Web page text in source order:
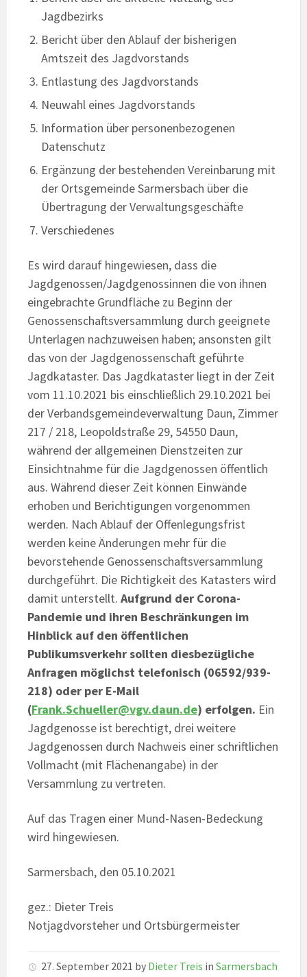
Jagdbezirks
Bericht über den Ablauf der bisherigen
Amtszeit des Jagdvorstands
Entlastung des Jagdvorstands
Neuwahl eines Jagdvorstands
Information über personenbezogenen
Datenschutz
Ergänzung der bestehenden Vereinbarung mit
der Ortsgemeinde Sarmersbach über die
Übertragung der Verwaltungsgeschäfte
Verschiedenes
Es wird darauf hingewiesen, dass die
Jagdgenossen/Jagdgenossinnen die von ihnen
eingebrachte Grundfläche zu Beginn der
Genossenschaftsversammlung durch geeignete
Unterlagen nachzuweisen haben; ansonsten gilt
das von der Jagdgenossenschaft geführte
Jagdkataster. Das Jagdkataster liegt in der Zeit
vom 11.10.2021 bis einschließlich 29.10.2021 bei
der Verbandsgemeindeverwaltung Daun, Zimmer
217 / 218, Leopoldstraße 29, 54550 Daun,
während der allgemeinen Dienstzeiten zur
Einsichtnahme für die Jagdgenossen öffentlich
aus. Während dieser Zeit können Einwände
erhoben und Berichtigungen vorgenommen
werden. Nach Ablauf der Offenlegungsfrist
werden keine Änderungen mehr für die
bevorstehende Genossenschaftsversammlung
durchgeführt. Die Richtigkeit des Katasters wird
damit unterstellt. Aufgrund der Corona-
Pandemie und ihren Beschränkungen im
Hinblick auf den öffentlichen
Publikumsverkehr sollten diesbezügliche
Anfragen möglichst telefonisch (06592/939-
218) oder per E-Mail
(Frank.Schueller@vgv.daun.de) erfolgen. Ein
Jagdgenosse ist berechtigt, drei weitere
Jagdgenossen durch Nachweis einer schriftlichen
Vollmacht (mit Flächenangabe) in der
Versammlung zu vertreten.
Auf das Tragen einer Mund-Nasen-Bedeckung
wird hingewiesen.
Sarmersbach, den 05.10.2021
gez.: Dieter Treis
Notjagdvorsteher und Ortsbürgermeister
27. September 2021 by Dieter Treis in Sarmersbach